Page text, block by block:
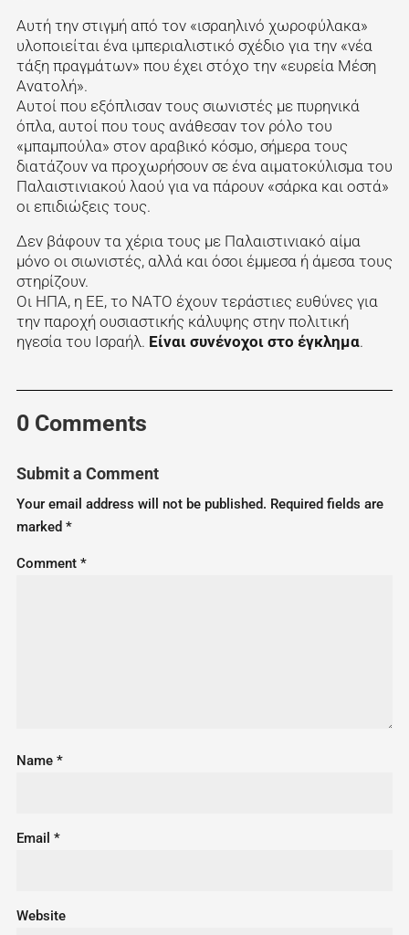
Αυτή την στιγμή από τον «ισραηλινό χωροφύλακα»
υλοποιείται ένα ιμπεριαλιστικό σχέδιο για την «νέα
τάξη πραγμάτων» που έχει στόχο την «ευρεία Μέση
Ανατολή».
Αυτοί που εξόπλισαν τους σιωνιστές με πυρηνικά
όπλα, αυτοί που τους ανάθεσαν τον ρόλο του
«μπαμπούλα» στον αραβικό κόσμο, σήμερα τους
διατάζουν να προχωρήσουν σε ένα αιματοκύλισμα του
Παλαιστινιακού λαού για να πάρουν «σάρκα και οστά»
οι επιδιώξεις τους.
Δεν βάφουν τα χέρια τους με Παλαιστινιακό αίμα
μόνο οι σιωνιστές, αλλά και όσοι έμμεσα ή άμεσα τους
στηρίζουν.
Οι ΗΠΑ, η ΕΕ, το ΝΑΤΟ έχουν τεράστιες ευθύνες για
την παροχή ουσιαστικής κάλυψης στην πολιτική
ηγεσία του Ισραήλ. Είναι συνένοχοι στο έγκλημα.
0 Comments
Submit a Comment
Your email address will not be published. Required fields are
marked *
Comment *
Name *
Email *
Website